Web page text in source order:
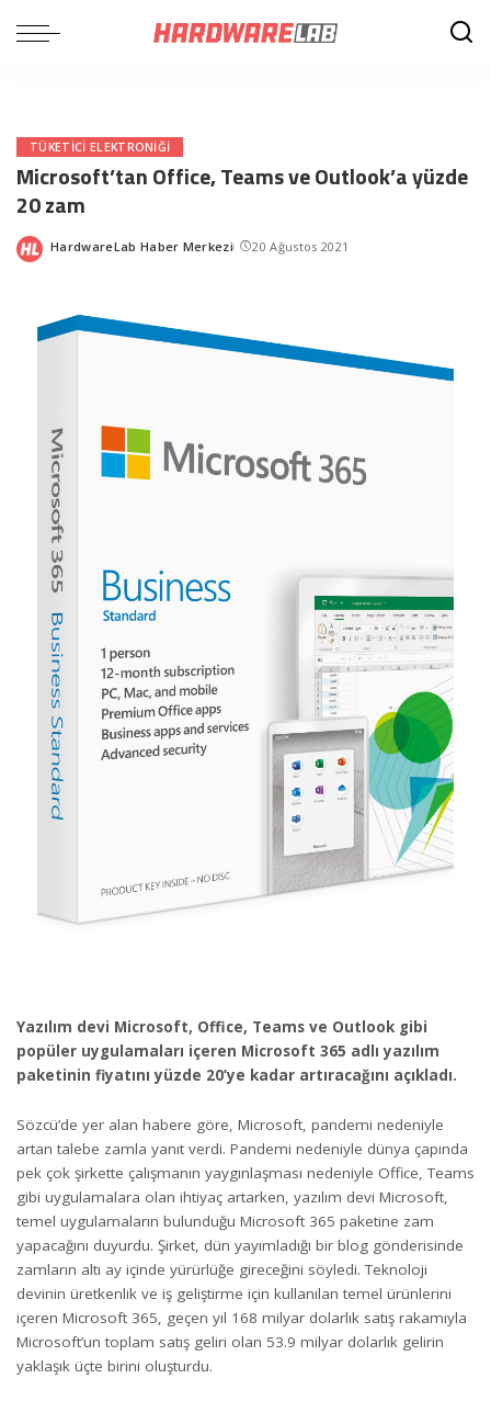
TÜKETICI ELEKTRONIĞI
Microsoft’tan Office, Teams ve Outlook’a yüzde
20 zam
Posted
HardwareLab Haber Merkezi 20 Ağustos 2021
Yazılım devi Microsoft, Office, Teams ve Outlook gibi
popüler uygulamaları içeren Microsoft 365 adlı yazılım
paketinin fiyatını yüzde 20’ye kadar artıracağını açıkladı.
Sözcü’de yer alan habere göre, Microsoft, pandemi nedeniyle
artan talebe zamla yanıt verdi. Pandemi nedeniyle dünya çapında
pek çok şirkette çalışmanın yaygınlaşması nedeniyle Office, Teams
gibi uygulamalara olan ihtiyaç artarken, yazılım devi Microsoft,
temel uygulamaların bulunduğu Microsoft 365 paketine zam
yapacağını duyurdu. Şirket, dün yayımladığı bir blog gönderisinde
zamların altı ay içinde yürürlüğe gireceğini söyledi. Teknoloji
devinin üretkenlik ve iş geliştirme için kullanılan temel ürünlerini
içeren Microsoft 365, geçen yıl 168 milyar dolarlık satış rakamıyla
Microsoft’un toplam satış geliri olan 53.9 milyar dolarlık gelirin
yaklaşık üçte birini oluşturdu.